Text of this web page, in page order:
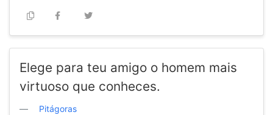
Elege para teu amigo o homem mais
virtuoso que conheces.
Pitágoras